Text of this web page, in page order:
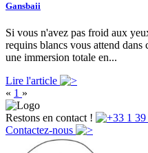
Gansbaii
Si vous n'avez pas froid aux
requins blancs vous attend
une immersion totale en...
Lire l'article
« 1 »
Restons en contact !
Contactez-nous